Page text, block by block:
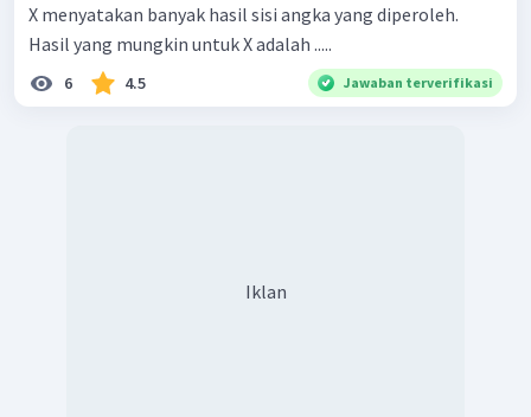
X menyatakan banyak hasil sisi angka yang diperoleh.
Hasil yang mungkin untuk X adalah .....
6 4.5 Jawaban terverifikasi
Iklan